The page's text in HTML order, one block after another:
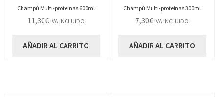
Champú Multi-proteinas 600ml
11,30€ IVA INCLUIDO
AÑADIR AL CARRITO
Champú Multi-proteinas 300ml
7,30€ IVA INCLUIDO
AÑADIR AL CARRITO